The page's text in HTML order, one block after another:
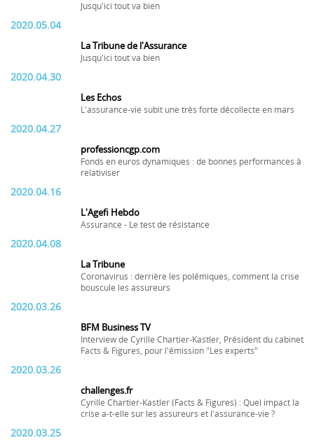
Jusqu'ici tout va bien
2020.05.04
La Tribune de l'Assurance
Jusqu'ici tout va bien
2020.04.30
Les Echos
L'assurance-vie subit une très forte décollecte en mars
2020.04.27
professioncgp.com
Fonds en euros dynamiques : de bonnes performances à
relativiser
2020.04.16
L'Agefi Hebdo
Assurance - Le test de résistance
2020.04.08
La Tribune
Coronavirus : derrière les polémiques, comment la crise
bouscule les assureurs
2020.03.26
BFM Business TV
Interview de Cyrille Chartier-Kastler, Président du cabinet
Facts & Figures, pour l'émission "Les experts"
2020.03.26
challenges.fr
Cyrille Chartier-Kastler (Facts & Figures) : Quel impact la
crise a-t-elle sur les assureurs et l'assurance-vie ?
2020.03.25